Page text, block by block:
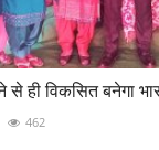
ही विकसित बनेगा
462